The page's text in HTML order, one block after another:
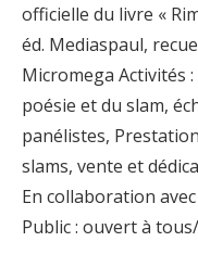
officielle du livre «
éd. Mediaspaul,
Micromega Activités
poésie et du slam,
panélistes,
slams, vente et
En collaboration avec
Public : ouvert à